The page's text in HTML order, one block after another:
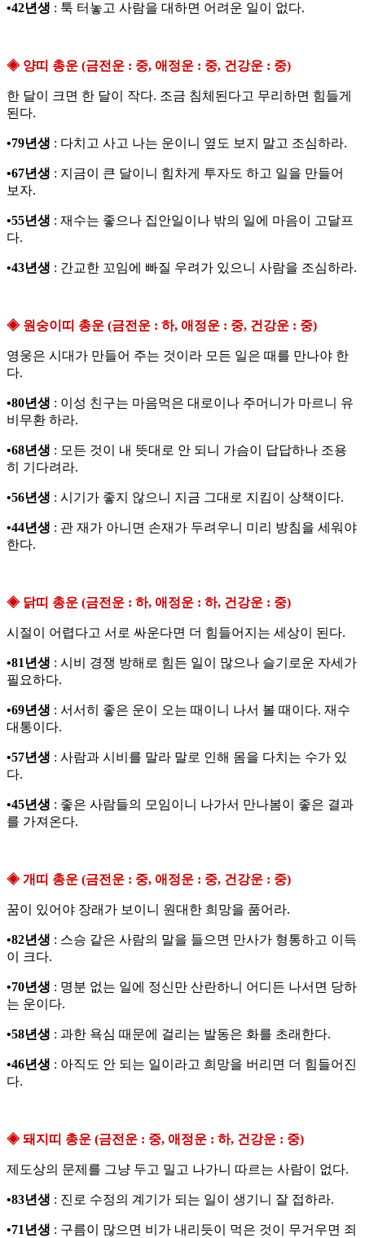
•42년생 : 툭 터놓고 사람을 대하면 어려운 일이 없다.
◈ 양띠 총운 (금전운 : 중, 애정운 : 중, 건강운 : 중)
한 달이 크면 한 달이 작다. 조금 침체된다고 무리하면 힘들게
된다.
•79년생 : 다치고 사고 나는 운이니 옆도 보지 말고 조심하라.
•67년생 : 지금이 큰 달이니 힘차게 투자도 하고 일을 만들어
보자.
•55년생 : 재수는 좋으나 집안일이나 밖의 일에 마음이 고달프
다.
•43년생 : 간교한 꼬임에 빠질 우려가 있으니 사람을 조심하라.
◈ 원숭이띠 총운 (금전운 : 하, 애정운 : 중, 건강운 : 중)
영웅은 시대가 만들어 주는 것이라 모든 일은 때를 만나야 한
다.
•80년생 : 이성 친구는 마음먹은 대로이나 주머니가 마르니 유
비무환 하라.
•68년생 : 모든 것이 내 뜻대로 안 되니 가슴이 답답하나 조용
히 기다려라.
•56년생 : 시기가 좋지 않으니 지금 그대로 지킴이 상책이다.
•44년생 : 관 재가 아니면 손재가 두려우니 미리 방침을 세워야
한다.
◈ 닭띠 총운 (금전운 : 하, 애정운 : 하, 건강운 : 중)
시절이 어렵다고 서로 싸운다면 더 힘들어지는 세상이 된다.
•81년생 : 시비 경쟁 방해로 힘든 일이 많으나 슬기로운 자세가
필요하다.
•69년생 : 서서히 좋은 운이 오는 때이니 나서 볼 때이다. 재수
대통이다.
•57년생 : 사람과 시비를 말라 말로 인해 몸을 다치는 수가 있
다.
•45년생 : 좋은 사람들의 모임이니 나가서 만나봄이 좋은 결과
를 가져온다.
◈ 개띠 총운 (금전운 : 중, 애정운 : 중, 건강운 : 중)
꿈이 있어야 장래가 보이니 원대한 희망을 품어라.
•82년생 : 스승 같은 사람의 말을 들으면 만사가 형통하고 이득
이 크다.
•70년생 : 명분 없는 일에 정신만 산란하니 어디든 나서면 당하
는 운이다.
•58년생 : 과한 욕심 때문에 걸리는 발동은 화를 초래한다.
•46년생 : 아직도 안 되는 일이라고 희망을 버리면 더 힘들어진
다.
◈ 돼지띠 총운 (금전운 : 중, 애정운 : 하, 건강운 : 중)
제도상의 문제를 그냥 두고 밀고 나가니 따르는 사람이 없다.
•83년생 : 진로 수정의 계기가 되는 일이 생기니 잘 접하라.
•71년생 : 구름이 많으면 비가 내리듯이 먹은 것이 무거우면 죄